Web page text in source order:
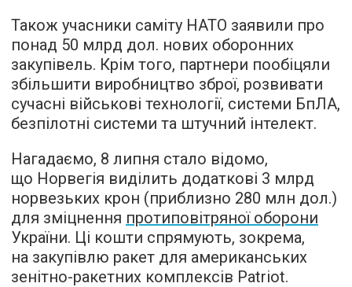
Також учасники саміту НАТО заявили про
понад 50 млрд дол. нових оборонних
закупівель. Крім того, партнери пообіцяли
збільшити виробництво зброї, розвивати
сучасні військові технології, системи БпЛА,
безпілотні системи та штучний інтелект.
Нагадаємо, 8 липня стало відомо,
що Норвегія виділить додаткові 3 млрд
норвезьких крон (приблизно 280 млн дол.)
для зміцнення протиповітряної оборони
України. Ці кошти спрямують, зокрема,
на закупівлю ракет для американських
зенітно-ракетних комплексів Patriot.